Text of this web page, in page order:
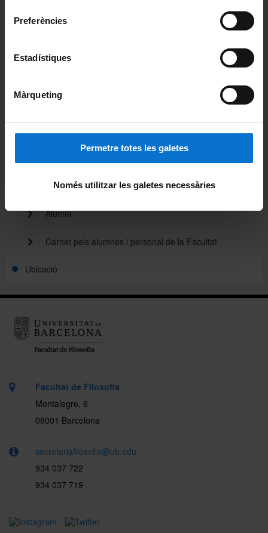
Preferències
Estadístiques
Màrqueting
Permetre totes les galetes
Només utilitzar les galetes necessàries
Acte de graduació
Avisos
Pòdcast ἀκουστικός (akoustikós)
Beques de col·laboració
Alumni
Carnet pels alumnes i personal de la Facultat
Ubicació
Facultat de Filosofia
Montalegre, 6
08001 Barcelona
secretariafilosofia@ub.edu
934 037 722
934 037 719